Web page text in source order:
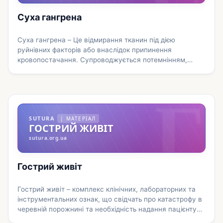
Суха гангрена
Суха гангрена – Це відмирання тканин під дією
руйнівних факторів або внаслідок припинення
кровопостачання. Супроводжується потемнінням,
припинення кровопостачання, яке виникло внаслідок
інших причин. Супроводжується різким болем із
наступною втратою чутливості. Діагноз виставляється
на підставі …Докладніше Г
SUTURA | МАТЕРІАЛ
ГОСТРИЙ ЖИВІТ
sutura.org.ua
Гострий живіт
Гострий живіт – комплекс клінічних, лабораторних та
інструментальних ознак, що свідчать про катастрофу в
черевній порожнині та необхідність надання пацієнту